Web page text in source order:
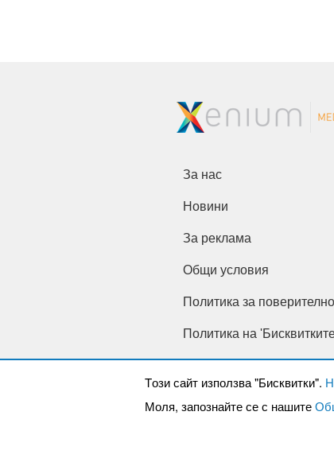
Tози сайт използва "Бисквитки".
Моля, запознайте се с нашите
За нас
Новини
За реклама
Общи условия
Политика за
Политика на